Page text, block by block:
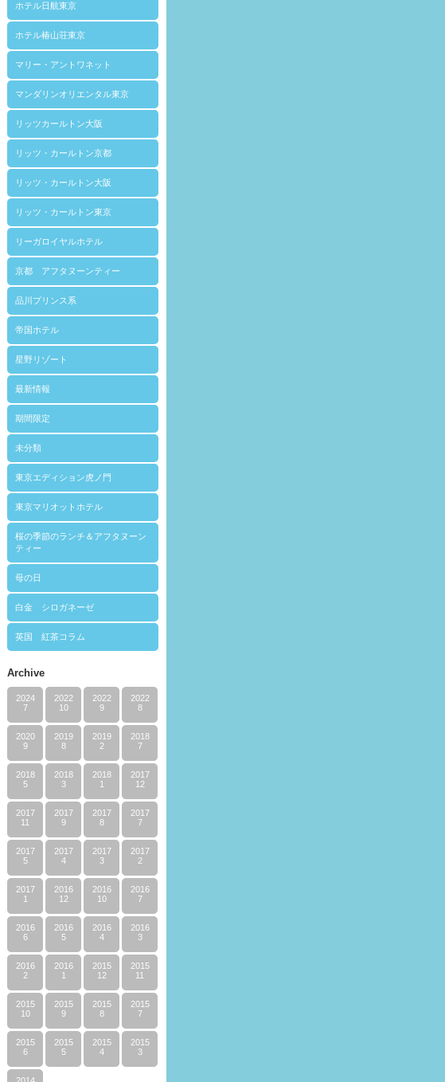
ホテル日航東京
ホテル椿山荘東京
マリー・アントワネット
マンダリンオリエンタル東京
リッツカールトン大阪
リッツ・カールトン京都
リッツ・カールトン大阪
リッツ・カールトン東京
リーガロイヤルホテル
京都 アフタヌーンティー
品川プリンス系
帝国ホテル
星野リゾート
最新情報
期間限定
未分類
東京エディション虎ノ門
東京マリオットホテル
桜の季節のランチ＆アフタヌーン
ティー
母の日
白金 シロガネーゼ
英国 紅茶コラム
Archive
2024
7
2022
10
2022
9
2022
8
2020
9
2019
8
2019
2
2018
7
2018
5
2018
3
2018
1
2017
12
2017
11
2017
9
2017
8
2017
7
2017
5
2017
4
2017
3
2017
2
2017
1
2016
12
2016
10
2016
7
2016
6
2016
5
2016
4
2016
3
2016
2
2016
1
2015
12
2015
11
2015
10
2015
9
2015
8
2015
7
2015
6
2015
5
2015
4
2015
3